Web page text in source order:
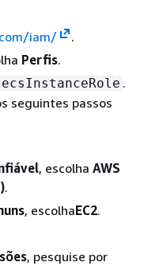
iam/
.
Perfis.
ecsInstanceRole .
seguintes passos
, escolha AWS
.
, escolhaEC2.
, pesquise por